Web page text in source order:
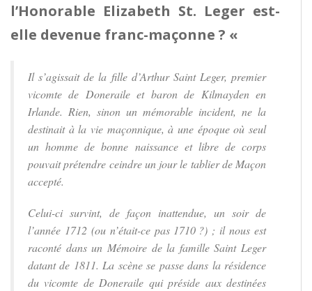
l’Honorable Elizabeth St. Leger est-
elle devenue franc-maçonne ? «
Il s’agissait de la fille d’Arthur Saint Leger, premier
vicomte de Doneraile et baron de Kilmayden en
Irlande. Rien, sinon un mémorable inci­dent, ne la
destinait à la vie maçonnique, à une époque où seul
un homme de bonne naissance et libre de corps
pouvait prétendre ceindre un jour le tablier de Maçon
accepté.
Celui-ci survint, de façon inattendue, un soir de
l’année 1712 (ou n’était-ce pas 1710 ?) ; il nous est
raconté dans un Mémoire de la famille Saint Leger
datant de 1811. La scène se passe dans la résidence
du vicomte de Doneraile qui préside aux destinées